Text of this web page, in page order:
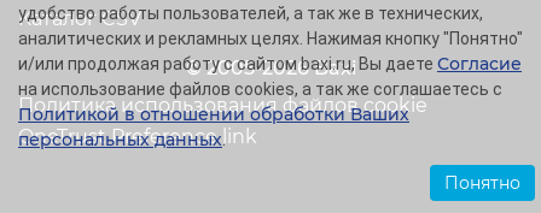
© 2005-2026 Baxi
Каталог CSV
Политика использования файлов cookie
OneTrust Preference link
удобство работы пользователей, а так же в технических,
аналитических и рекламных целях. Нажимая кнопку "Понятно"
и/или продолжая работу с сайтом baxi.ru, Вы даете Согласие
на использование файлов cookies, а так же соглашаетесь с
Политикой в отношении обработки Ваших
персональных данных.
Понятно